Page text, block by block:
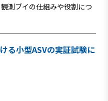
測ブイの仕組みや役割につ
る小型ASVの実証試験に